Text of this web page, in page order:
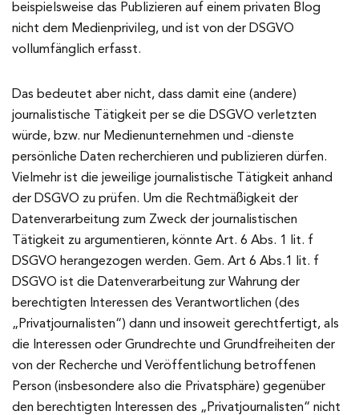
beispielsweise das Publizieren auf einem privaten Blog
nicht dem Medienprivileg, und ist von der DSGVO
vollumfänglich erfasst.
Das bedeutet aber nicht, dass damit eine (andere)
journalistische Tätigkeit per se die DSGVO verletzten
würde, bzw. nur Medienunternehmen und -dienste
persönliche Daten recherchieren und publizieren dürfen.
Vielmehr ist die jeweilige journalistische Tätigkeit anhand
der DSGVO zu prüfen. Um die Rechtmäßigkeit der
Datenverarbeitung zum Zweck der journalistischen
Tätigkeit zu argumentieren, könnte Art. 6 Abs. 1 lit. f
DSGVO herangezogen werden. Gem. Art 6 Abs.1 lit. f
DSGVO ist die Datenverarbeitung zur Wahrung der
berechtigten Interessen des Verantwortlichen (des
„Privatjournalisten“) dann und insoweit gerechtfertigt, als
die Interessen oder Grundrechte und Grundfreiheiten der
von der Recherche und Veröffentlichung betroffenen
Person (insbesondere also die Privatsphäre) gegenüber
den berechtigten Interessen des „Privatjournalisten“ nicht